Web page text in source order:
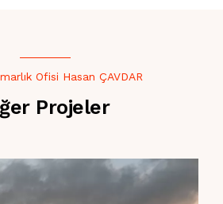
Ofisi Hasan ÇAVDAR
Projeler